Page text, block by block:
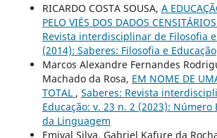
RICARDO COSTA SOUSA, A
PELO VIÉS DOS DADOS CENSITÁRIOS
Revista interdisciplinar de Filosofia
(2014): Saberes: Filosofia e Educação
Marcos Alexandre Fernandes
Machado da Rosa, EM NOME DE
TOTAL , Saberes: Revista
Educação: v. 23 n. 2 (2023): Número
da Linguagem
Emival Silva, Gabriel Kafure da